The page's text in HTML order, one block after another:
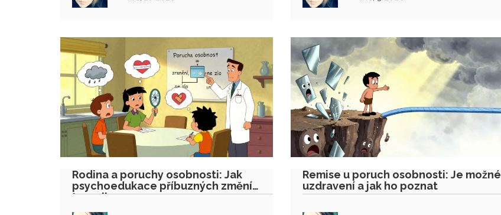
Rodina a poruchy osobnosti: Jak
psychoedukace příbuzných změní
terapii
Remise u poruch osobnosti: Je možné
uzdravení a jak ho poznat